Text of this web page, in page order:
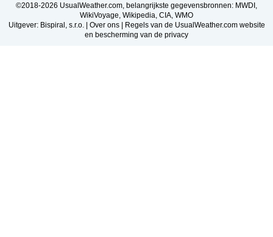
©2018-2026 UsualWeather.com, belangrijkste gegevensbronnen: MWDI,
WikiVoyage, Wikipedia, CIA, WMO
Uitgever: Bispiral, s.r.o. | Over ons| Regels van de UsualWeather.com website
en bescherming van de privacy